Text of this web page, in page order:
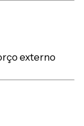
externo